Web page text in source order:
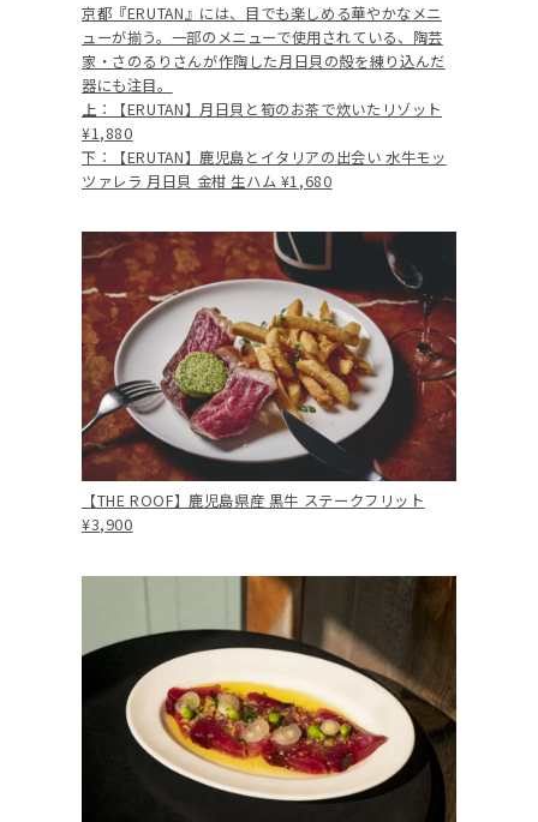
京都『ERUTAN』には、目でも楽しめる華やかなメニ
ューが揃う。一部のメニューで使用されている、陶芸
家・さのるりさんが作陶した月日貝の殻を練り込んだ
器にも注目。
上：【ERUTAN】月日貝と筍のお茶で炊いたリゾット
¥1,880
下：【ERUTAN】鹿児島とイタリアの出会い 水牛モッ
ツァレラ 月日貝 金柑 生ハム ¥1,680
【THE ROOF】鹿児島県産 黒牛 ステークフリット
¥3,900